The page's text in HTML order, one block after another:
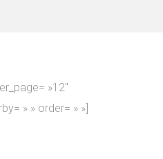
»12″
» » order= » »]